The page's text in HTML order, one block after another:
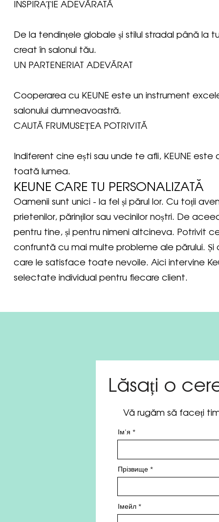
INSPIRAȚIE ADEVĂRATĂ
De la tendințele globale și stilul stradal până la
creat în salonul tău.
UN PARTENERIAT ADEVĂRAT
Cooperarea cu KEUNE este un instrument
salonului dumneavoastră.
CAUTĂ FRUMUSEȚEA POTRIVITĂ
Indiferent cine ești sau unde te afli, KEUNE
toată lumea.
KEUNE CARE TU PERSONALIZATĂ
Oamenii sunt unici - la fel și părul lor. Cu toții
prietenilor, părinților sau vecinilor noștri. De
pentru tine, și pentru nimeni altcineva. Potrivit
confruntă cu mai multe probleme ale părului. Și
care le satisface toate nevoile. Aici intervine
selectate individual pentru fiecare client.
Lăsați o
Vă rugăm să faceți
Ім'я
Прізвище
Імейл